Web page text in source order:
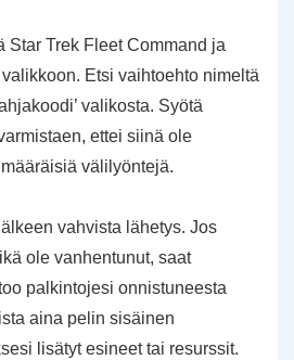
Star Trek Fleet Command ja
Etsi vaihtoehto nimeltä
valikosta. Syötä
ettei siinä ole
välilyöntejä.
vahvista lähetys. Jos
ole vanhentunut, saat
palkintojesi onnistuneesta
aina pelin sisäinen
lisätyt esineet tai resurssit.